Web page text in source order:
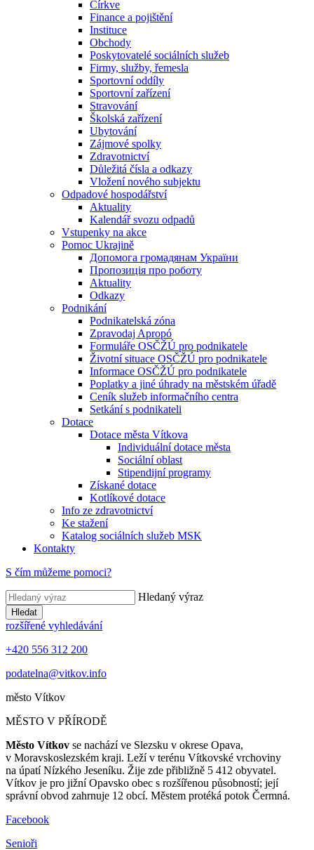
Církve
Finance a pojištění
Instituce
Obchody
Poskytovatelé sociálních služeb
Firmy, služby, řemesla
Sportovní oddíly
Sportovní zařízení
Stravování
Školská zařízení
Ubytování
Zájmové spolky
Zdravotnictví
Důležitá čísla a odkazy
Vložení nového subjektu
Odpadové hospodářství
Aktuality
Kalendář svozu odpadů
Vstupenky na akce
Pomoc Ukrajině
Допомога громадянам України
Пропозиція про роботу
Aktuality
Odkazy
Podnikání
Podnikatelská zóna
Zpravodaj Apropó
Formuláře OSČŽÚ pro podnikatele
Životní situace OSČŽÚ pro podnikatele
Informace OSČŽÚ pro podnikatele
Poplatky a jiné úhrady na městském úřadě
Ceník služeb informačního centra
Setkání s podnikateli
Dotace
Dotace města Vítkova
Individuální dotace města
Sociální oblast
Stipendijní programy
Získané dotace
Kotlíkové dotace
Info ze zdravotnictví
Ke stažení
Katalog sociálních služeb MSK
Kontakty
S čím můžeme pomoci?
Hledaný výraz
Hledat
rozšířené vyhledávání
+420 556 312 200
podatelna@vitkov.info
město Vítkov
MĚSTO V PŘÍRODĚ
Město Vítkov se nachází ve Slezsku v okrese Opava,
v Moravskoslezském kraji. Leží v terénu Vítkovské vrchoviny
na úpatí Nízkého Jeseníku. Žije zde přibližně 5 412 obyvatel.
Vítkov je pro jižní Opavsko obec s rozšířenou působností; její
správní obvod zahrnuje 12 obcí. Městem protéká potok Čermná.
Facebook
Senioři